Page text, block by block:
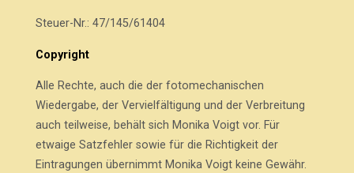
Steuer-Nr.: 47/145/61404
Copyright
Alle Rechte, auch die der fotomechanischen
Wiedergabe, der Vervielfältigung und der Verbreitung
auch teilweise, behält sich Monika Voigt vor. Für
etwaige Satzfehler sowie für die Richtigkeit der
Eintragungen übernimmt Monika Voigt keine Gewähr.